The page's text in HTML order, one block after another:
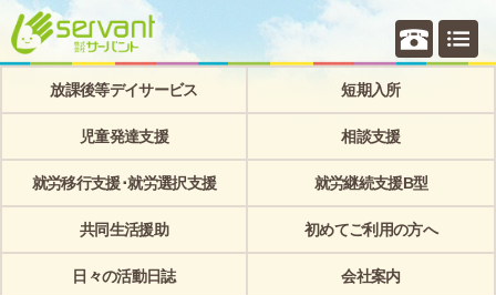
個別相
放課後等デイサービス 短期入所
児童発達支援 相談支援
就労移行支援･就労選択支援 就労継続支援B型
共同生活援助 初めてご利用の方へ
日々の活動日誌 会社案内